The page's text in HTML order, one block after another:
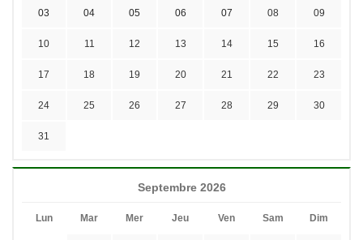
03 04 05 06 07 08 09
10 11 12 13 14 15 16
17 18 19 20 21 22 23
24 25 26 27 28 29 30
31
Septembre 2026
Lun Mar Mer Jeu Ven Sam Dim